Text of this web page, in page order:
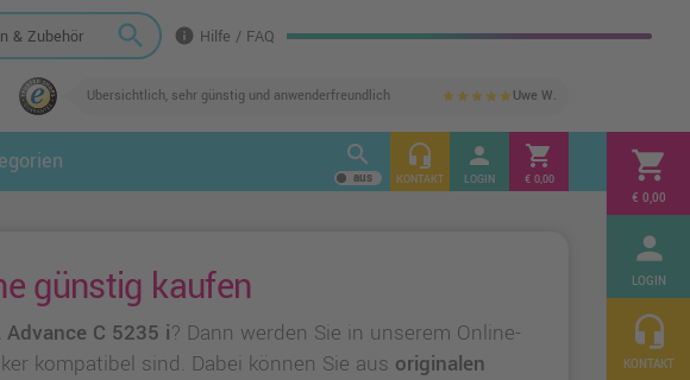
search info Hilfe / FAQ
Übersichtlich, sehr günstig und anwenderfreundlich star star star star star Uwe W.
shopping_cart
€ 0,00
person
LOGIN
headset_mic
KONTAKT
search headset_mic
KONTAKT
person
LOGIN
shopping_cart
€ 0,00
günstig kaufen
C 5235 i? Dann werden Sie in unserem Online-
kompatibel sind. Dabei können Sie aus originalen